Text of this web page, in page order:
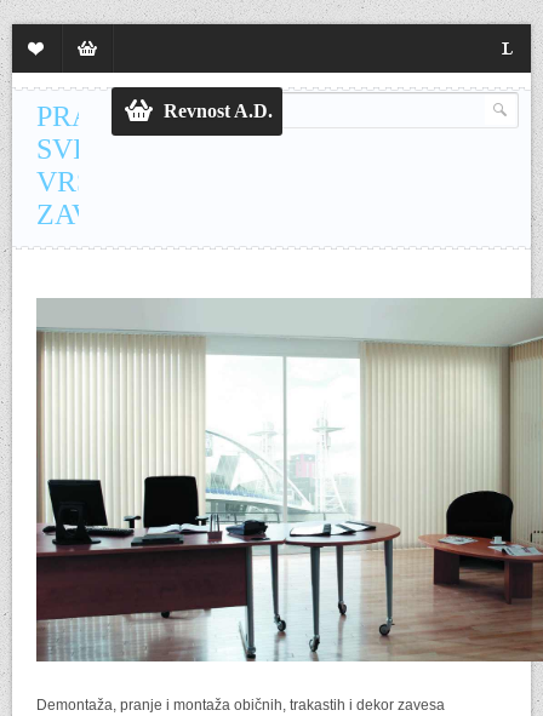
želja
korpe
Revnost A.D.
PRANJE
SVIH
VRSTA
ZAVESA
Demontaža, pranje i montaža običnih, trakastih i dekor zavesa